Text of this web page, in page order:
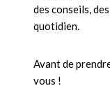
des conseils,
quotidien.
Avant de
vous !